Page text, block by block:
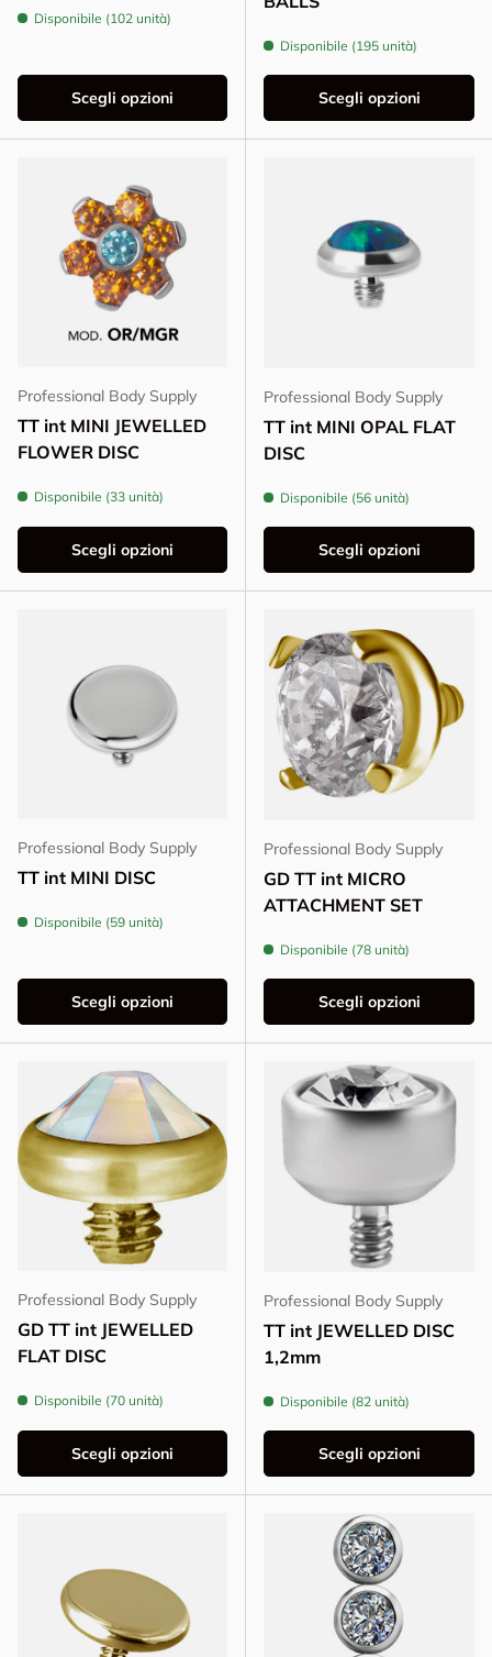
Disponibile (102 unità)
Scegli opzioni
Disponibile (195 unità)
Scegli opzioni
Professional Body Supply
TT int MINI JEWELLED
FLOWER DISC
Disponibile (33 unità)
Scegli opzioni
Professional Body Supply
TT int MINI OPAL FLAT
DISC
Disponibile (56 unità)
Scegli opzioni
Professional Body Supply
TT int MINI DISC
Disponibile (59 unità)
Scegli opzioni
Professional Body Supply
GD TT int MICRO
ATTACHMENT SET
Disponibile (78 unità)
Scegli opzioni
Professional Body Supply
GD TT int JEWELLED
FLAT DISC
Disponibile (70 unità)
Scegli opzioni
Professional Body Supply
TT int JEWELLED DISC
1,2mm
Disponibile (82 unità)
Scegli opzioni